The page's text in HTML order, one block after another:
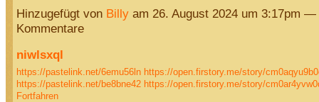
Hinzugefügt von Billyam 26. August 2024 um 3:17pm —
Kommentare
niwlsxql
https://pastelink.net/6emu56ln https://open.firstory.me/story/
https://pastelink.net/be8bne42 https://open.firstory.me/story/
Fortfahren